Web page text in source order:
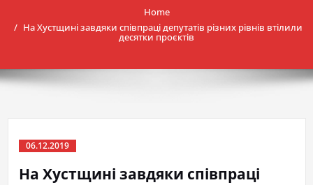
Home
На Хустщині завдяки співпраці депутатів різних рівнів втілили
десятки проєктів
06.12.2019
На Хустщині завдяки співпраці